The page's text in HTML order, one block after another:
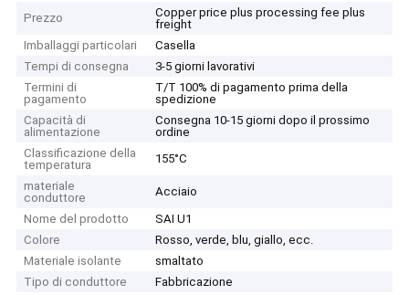
Prezzo
Copper price plus processing fee plus
freight
Imballaggi particolari
Casella
Tempi di consegna
3-5 giorni lavorativi
Termini di
pagamento
T/T 100% di pagamento prima della
spedizione
Capacità di
alimentazione
Consegna 10-15 giorni dopo il prossimo
ordine
Classificazione della
temperatura
155°C
materiale
conduttore
Acciaio
Nome del prodotto
SAI U1
Colore
Rosso, verde, blu, giallo, ecc.
Materiale isolante
smaltato
Tipo di conduttore
Fabbricazione